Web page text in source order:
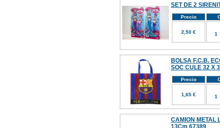
SET DE 2
Precio
2,50 €
BOLSA F.C.B.
SOC CULE 32 X
Precio
1,65 €
CAMION METAL
13Cm 67389